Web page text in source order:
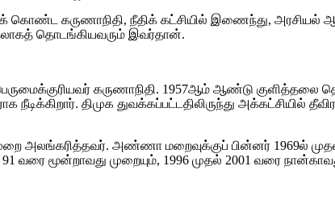
கருணாநிதி, நீதிக் கட்சியில் இணைந்து, அரசியல்
தொடங்கியவரும் இவர்தான்.
கருணாநிதி. 1957ஆம் ஆண்டு குளித்தலை
திமுக துவக்கப்பட்டதிலிருந்து அக்கட்சியில்
அலங்கரித்தவர். அண்ணா மறைவுக்குப் பின்னர் 1969ல்
வரை மூன்றாவது முறையும், 1996 முதல் 2001 வரை